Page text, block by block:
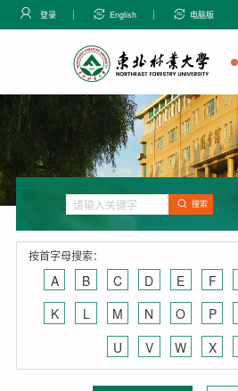
登录 English 电脑版
搜索
按首字母搜索：
A B C D E F
K
L M N O P
U
V W X